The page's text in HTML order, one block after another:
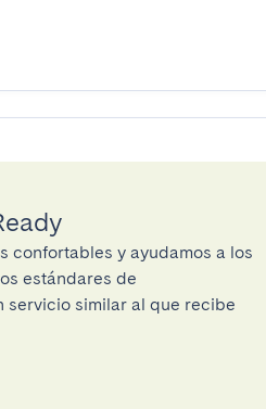
confortables y ayudamos a los
estándares de
servicio similar al que recibe